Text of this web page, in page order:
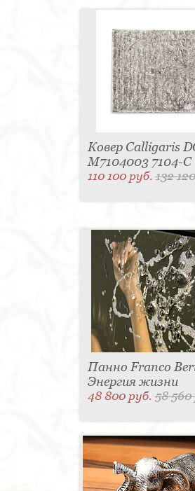
Ковер Calligaris
M7104003 7104-C
110 100 руб.132
Панно Franco
Энергия жизни
48 800 руб.58 560